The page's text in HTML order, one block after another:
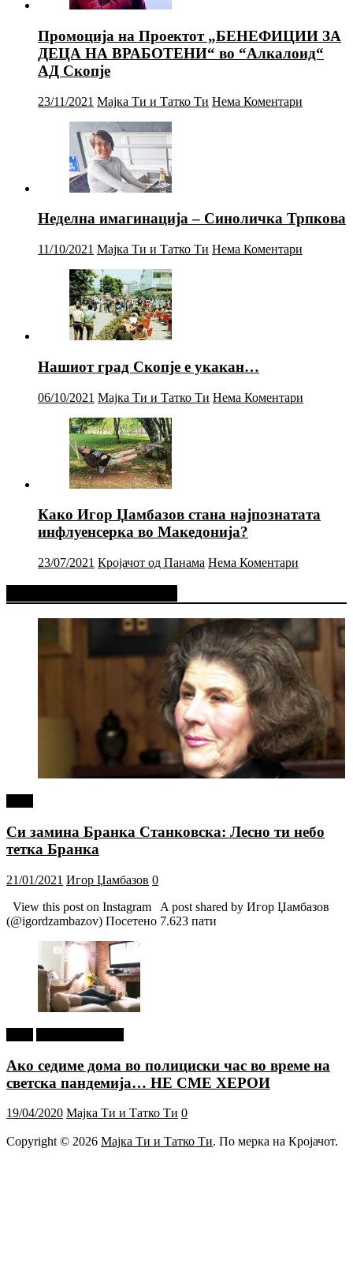
Промоција на Проектот „БЕНЕФИЦИИ ЗА
ДЕЦА НА ВРАБОТЕНИ“ во “Алкалоид“
АД Скопје
23/11/2021 Мајка Ти и Татко Ти Нема Коментари
Неделна имагинација – Синоличка Трпкова
11/10/2021 Мајка Ти и Татко Ти Нема Коментари
Нашиот град Скопје е укакан…
06/10/2021 Мајка Ти и Татко Ти Нема Коментари
Како Игор Џамбазов стана најпознатата
инфлуенсерка во Македонија?
23/07/2021 Кројачот од Панама Нема Коментари
Си замина Бранка Станковска: Лесно ти небо
тетка Бранка
21/01/2021 Игор Џамбазов 0
View this post on Instagram A post shared by Игор Џамбазов
(@igordzambazov) Посетено 7.623 пати
Ако седиме дома во полициски час во време на
светска пандемија… НЕ СМЕ ХЕРОИ
19/04/2020 Мајка Ти и Татко Ти 0
Copyright © 2026 Мајка Ти и Татко Ти. По мерка на Кројачот.